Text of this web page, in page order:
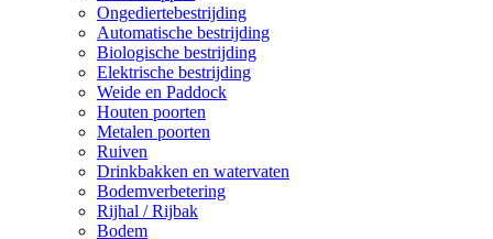
Ongediertebestrijding
Automatische bestrijding
Biologische bestrijding
Elektrische bestrijding
Weide en Paddock
Houten poorten
Metalen poorten
Ruiven
Drinkbakken en watervaten
Bodemverbetering
Rijhal / Rijbak
Bodem